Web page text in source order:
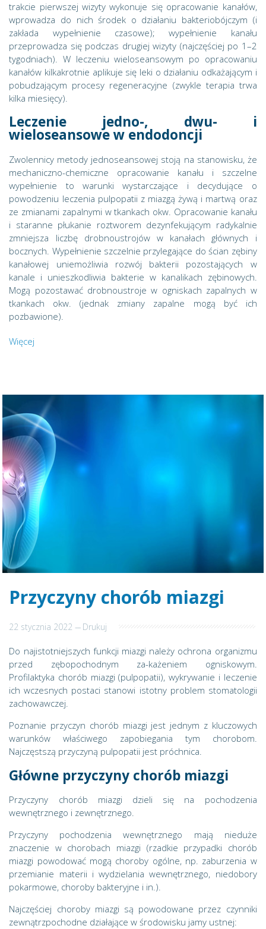
trakcie pierwszej wizyty wykonuje się opracowanie kanałów,
wprowadza do nich środek o działaniu bakteriobójczym (i
zakłada wypełnienie czasowe); wypełnienie kanału
przeprowadza się podczas drugiej wizyty (najczęściej po 1–2
tygodniach). W leczeniu wieloseansowym po opracowaniu
kanałów kilkakrotnie aplikuje się leki o działaniu odkażającym i
pobudzającym procesy regeneracyjne (zwykle terapia trwa
kilka miesięcy).
Leczenie jedno-, dwu- i
wieloseansowe w endodoncji
Zwolennicy metody jednoseansowej stoją na stanowisku, że
mechaniczno-chemiczne opracowanie kanału i szczelne
wypełnienie to warunki wystarczające i decydujące o
powodzeniu leczenia pulpopatii z miazgą żywą i martwą oraz
ze zmianami zapalnymi w tkankach okw. Opracowanie kanału
i staranne płukanie roztworem dezynfekującym radykalnie
zmniejsza liczbę drobnoustrojów w kanałach głównych i
bocznych. Wypełnienie szczelnie przylegające do ścian zębiny
kanałowej uniemożliwia rozwój bakterii pozostających w
kanale i unieszkodliwia bakterie w kanalikach zębinowych.
Mogą pozostawać drobnoustroje w ogniskach zapalnych w
tkankach okw. (jednak zmiany zapalne mogą być ich
pozbawione).
Więcej
Przyczyny chorób miazgi
22 stycznia 2022--- Drukuj
Do najistotniejszych funkcji miazgi należy ochrona organizmu
przed zębopochodnym za-każeniem ogniskowym.
Profilaktyka chorób miazgi (pulpopatii), wykrywanie i leczenie
ich wczesnych postaci stanowi istotny problem stomatologii
zachowawczej.
Poznanie przyczyn chorób miazgi jest jednym z kluczowych
warunków właściwego zapobiegania tym chorobom.
Najczęstszą przyczyną pulpopatii jest próchnica.
Główne przyczyny chorób miazgi
Przyczyny chorób miazgi dzieli się na pochodzenia
wewnętrznego i zewnętrznego.
Przyczyny pochodzenia wewnętrznego mają nieduże
znaczenie w chorobach miazgi (rzadkie przypadki chorób
miazgi powodować mogą choroby ogólne, np. zaburzenia w
przemianie materii i wydzielania wewnętrznego, niedobory
pokarmowe, choroby bakteryjne i in.).
Najczęściej choroby miazgi są powodowane przez czynniki
zewnątrzpochodne działające w środowisku jamy ustnej: